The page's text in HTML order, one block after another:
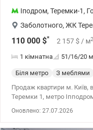
Іподром, Теремки-1,
Заболотного, ЖК
110 000 $* 2 157 $ / м2
1 кімнатна 51/16/20 м
Біля метро З меблями
Продаж квартири м. Київ,
Теремки 1, метро
Оновлено: 27.07.2026